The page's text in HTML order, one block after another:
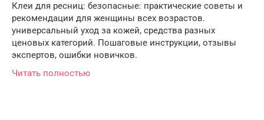
Клеи для ресниц: безопасные: практические советы и
рекомендации для женщины всех возрастов.
универсальный уход за кожей, средства разных
ценовых категорий. Пошаговые инструкции, отзывы
экспертов, ошибки новичков.
Читать полностью